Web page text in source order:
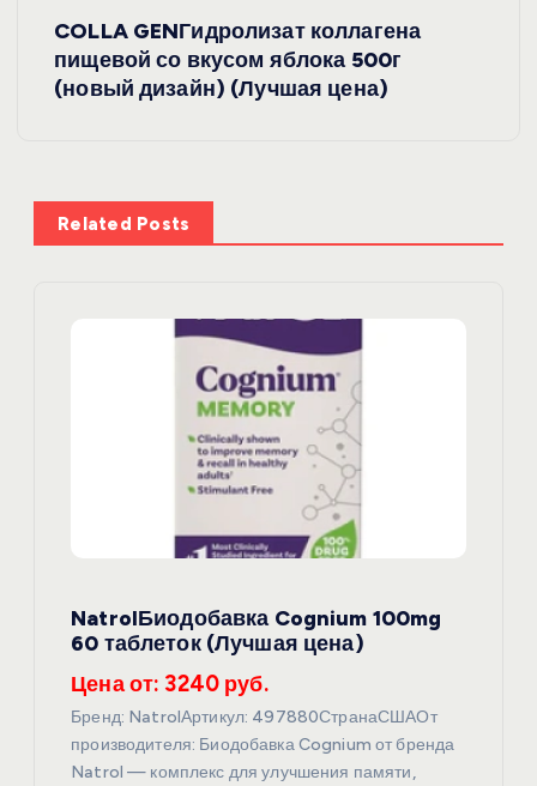
ц
и
COLLA GENГидролизат коллагена
пищевой со вкусом яблока 500г
(новый дизайн) (Лучшая цена)
Related Posts
NatrolБиодобавка Cognium 100mg
60 таблеток (Лучшая цена)
Цена от: 3240 руб.
Бренд: NatrolАртикул: 497880СтранаСШАОт
производителя: Биодобавка Cognium от бренда
Natrol — комплекс для улучшения памяти,